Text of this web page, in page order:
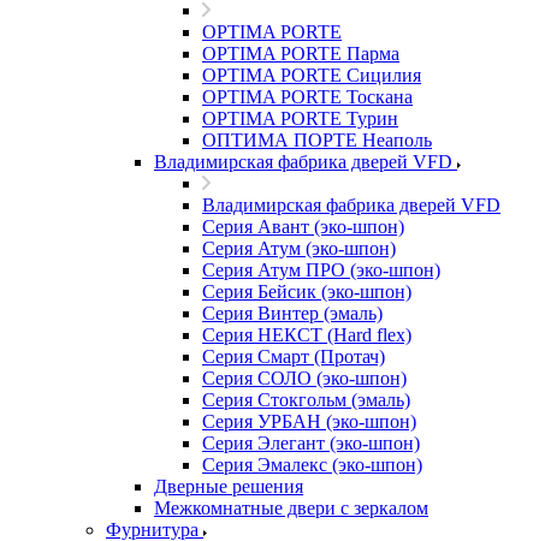
OPTIMA PORTE
OPTIMA PORTE Парма
OPTIMA PORTE Сицилия
OPTIMA PORTE Тоскана
OPTIMA PORTE Турин
ОПТИМА ПОРТЕ Неаполь
Владимирская фабрика дверей VFD
Владимирская фабрика дверей VFD
Серия Авант (эко-шпон)
Серия Атум (эко-шпон)
Серия Атум ПРО (эко-шпон)
Серия Бейсик (эко-шпон)
Серия Винтер (эмаль)
Серия НЕКСТ (Hard flex)
Серия Смарт (Протач)
Серия СОЛО (эко-шпон)
Серия Стокгольм (эмаль)
Серия УРБАН (эко-шпон)
Серия Элегант (эко-шпон)
Серия Эмалекс (эко-шпон)
Дверные решения
Межкомнатные двери c зеркалом
Фурнитура